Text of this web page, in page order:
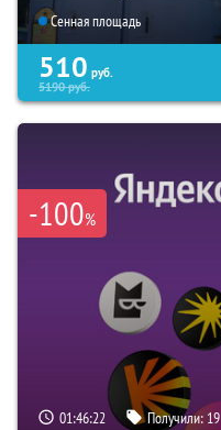
Сенная площадь
510 руб.
5190руб.
-100%
01:46:22 Получили: 19